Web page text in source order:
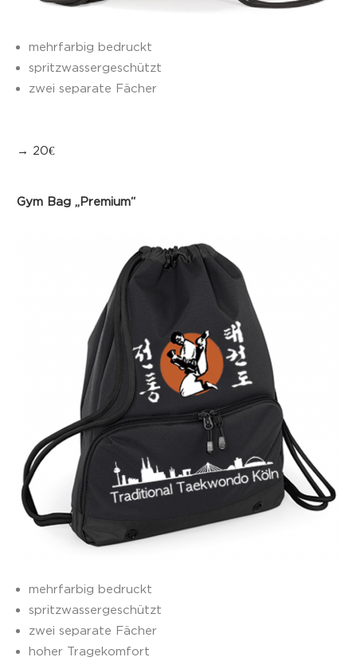
mehrfarbig bedruckt
spritzwassergeschützt
zwei separate Fächer
→ 20€
Gym Bag „Premium“
mehrfarbig bedruckt
spritzwassergeschützt
zwei separate Fächer
hoher Tragekomfort